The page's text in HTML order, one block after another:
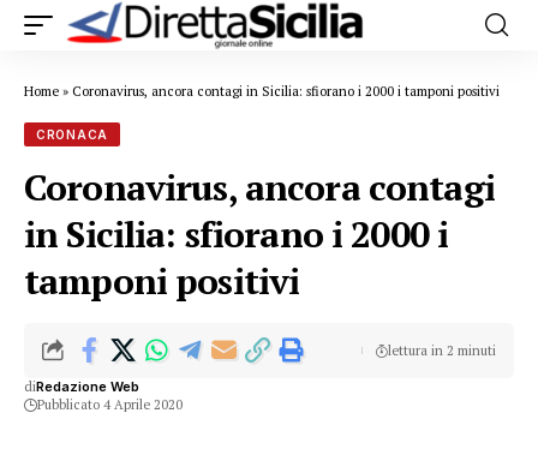
Home » Coronavirus, ancora contagi in Sicilia: sfiorano i 2000 i tamponi positivi
CRONACA
Coronavirus, ancora contagi
in Sicilia: sfiorano i 2000 i
tamponi positivi
diRedazione Web
Pubblicato 4 Aprile 2020
lettura in 2 minuti